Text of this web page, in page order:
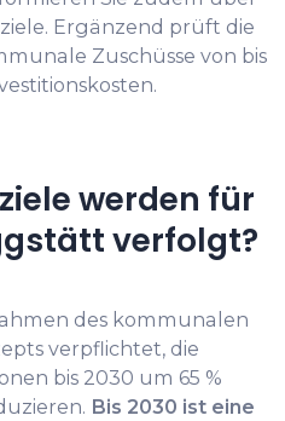
Ergänzend prüft die
Zuschüsse von bis
werden für
verfolgt?
des kommunalen
verpflichtet, die
bis 2030 um 65 %
Bis 2030 ist eine